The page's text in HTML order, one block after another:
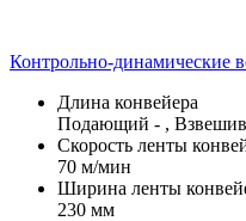
Контрольно-
Длина конвейера
Подающий - ,
Скорость ленты
70 м/мин
Ширина ленты
230 мм